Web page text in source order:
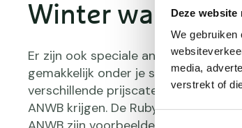
Deze
We gebruiken
media,
verstrekt of
Winter
Er zijn ook speciale anti-slip
gemakkelijk onder je schoenen
verschillende prijscategorieën, je
ANWB krijgen. De Rubytec Alaska